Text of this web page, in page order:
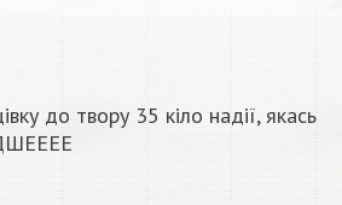
до твору 35 кіло надії, якась